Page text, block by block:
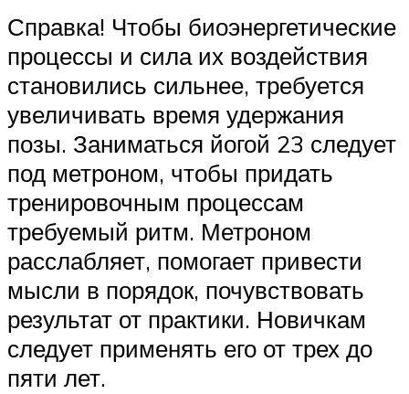
Справка! Чтобы биоэнергетические
процессы и сила их воздействия
становились сильнее, требуется
увеличивать время удержания
позы. Заниматься йогой 23 следует
под метроном, чтобы придать
тренировочным процессам
требуемый ритм. Метроном
расслабляет, помогает привести
мысли в порядок, почувствовать
результат от практики. Новичкам
следует применять его от трех до
пяти лет.